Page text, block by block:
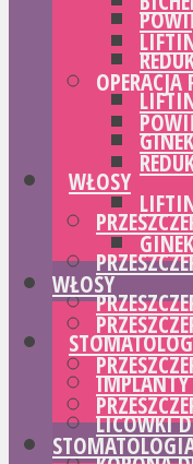
WŁOSY
IMPLANTY
LICÓWKI
OPERACJA
WŁOSY